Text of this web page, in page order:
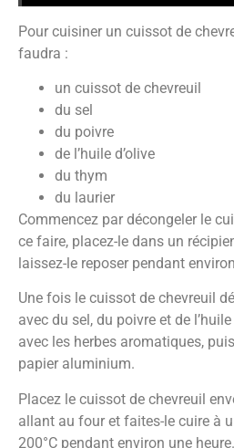
Pour cuisiner un cuissot de
faudra :
un cuissot de chevreuil
du sel
du poivre
de l’huile d’olive
du thym
du laurier
Commencez par décongeler le
ce faire, placez-le dans un
laissez-le reposer pendant
Une fois le cuissot de chevreuil
avec du sel, du poivre et de
avec les herbes aromatiques,
papier aluminium.
Placez le cuissot de chevreuil
allant au four et faites-le cuire à
200°C pendant environ une heure.